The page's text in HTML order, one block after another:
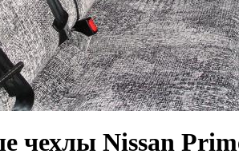
чехлы Nissan